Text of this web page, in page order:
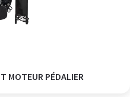
MOTEUR PÉDALIER